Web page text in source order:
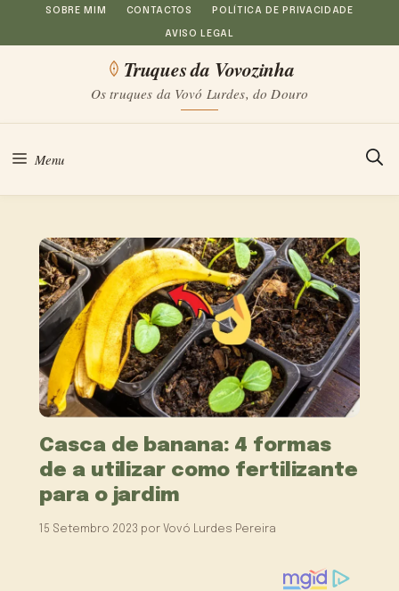
Saltar
para
conteúdo
SOBRE MIM CONTACTOS POLÍTICA DE PRIVACIDADE
AVISO LEGAL
Truques da Vovozinha
Os truques da Vovó Lurdes, do Douro
Menu
Casca de banana: 4 formas
de a utilizar como fertilizante
para o jardim
15 Setembro 2023 por Vovó Lurdes Pereira